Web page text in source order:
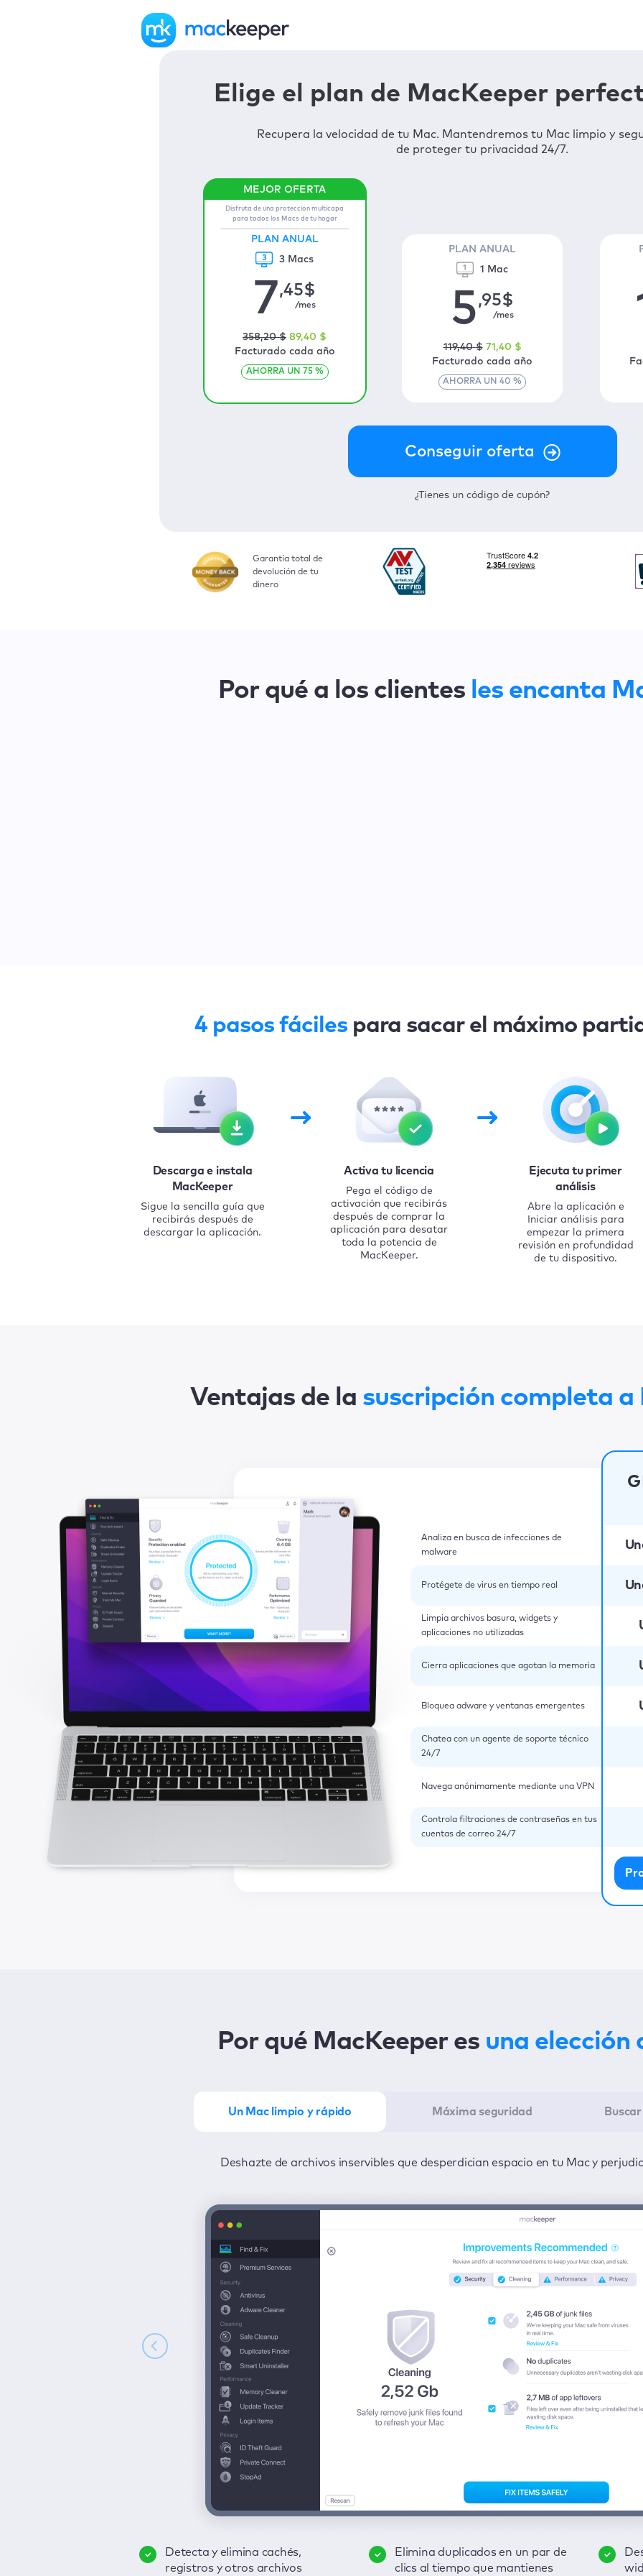
Elige el plan de MacKeeper
Recupera la velocidad de tu Mac. Mantendremos tu Mac limpio y
de proteger tu privacidad 24/7.
Disfruta de una protección multicapa
para todos los Macs de tu hogar
PLAN ANUAL
3 Macs
7,45$
/mes
358,20 $ 89,40 $
Facturado cada año
AHORRA UN 75 %
PLAN ANUAL
1 Mac
5,95$
/mes
119,40 $ 71 ,40 $
Facturado cada año
AHORRA UN 40 %
¿Tienes un código de cupón?
Garantía total de
devolución de tu
dinero
Por qué a los clientes les encanta
4 pasos fáciles para sacar el máximo
Descarga e instala
MacKeeper
Sigue la sencilla guía que
recibirás después de
descargar la aplicación.
Activa tu licencia
Pega el código de
activación que recibirás
después de comprar la
aplicación para desatar
toda la potencia de
MacKeeper.
Ejecuta tu primer
análisis
Abre la aplicación e
Iniciar análisis para
empezar la primera
revisión en profundidad
de tu dispositivo.
Ventajas de la suscripción completa a
Analiza en busca de infecciones de
malware
Protégete de virus en tiempo real
Limpia archivos basura, widgets y
aplicaciones no utilizadas
Cierra aplicaciones que agotan la memoria
Bloquea adware y ventanas emergentes
Chatea con un agente de soporte técnico
24/7
Navega anónimamente mediante una VPN
Controla filtraciones de contraseñas en tus
cuentas de correo 24/7
Por qué MacKeeper es una elección
Un Mac limpio y rápido Máxima seguridad
Deshazte de archivos inservibles que desperdician espacio en tu Mac y
Detecta y elimina cachés,
registros y otros archivos
Elimina duplicados en un par de
clics al tiempo que mantienes
Protégete de virus y adware 24/7 para mantener la privacidad de tu
Elimina virus, incorpora la
protección en tiempo real y
Mantén bajo control tus
contraseñas, datos de tarjetas
Saca el máximo partido de MacKeeper en el mínimo tiempo posible con un clic para
Descubre con un clic cualquier Disfruta de una interfaz